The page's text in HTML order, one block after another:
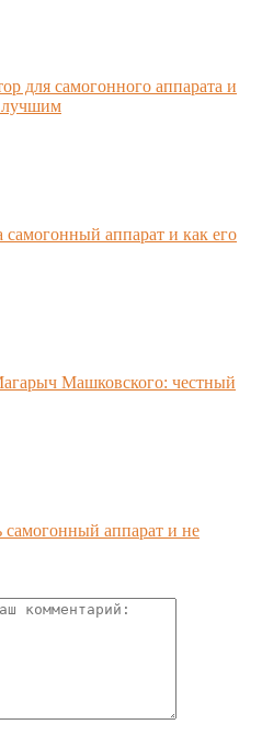
для самогонного аппарата и
лучшим
аппарат и как его
Машковского: честный
аппарат и не